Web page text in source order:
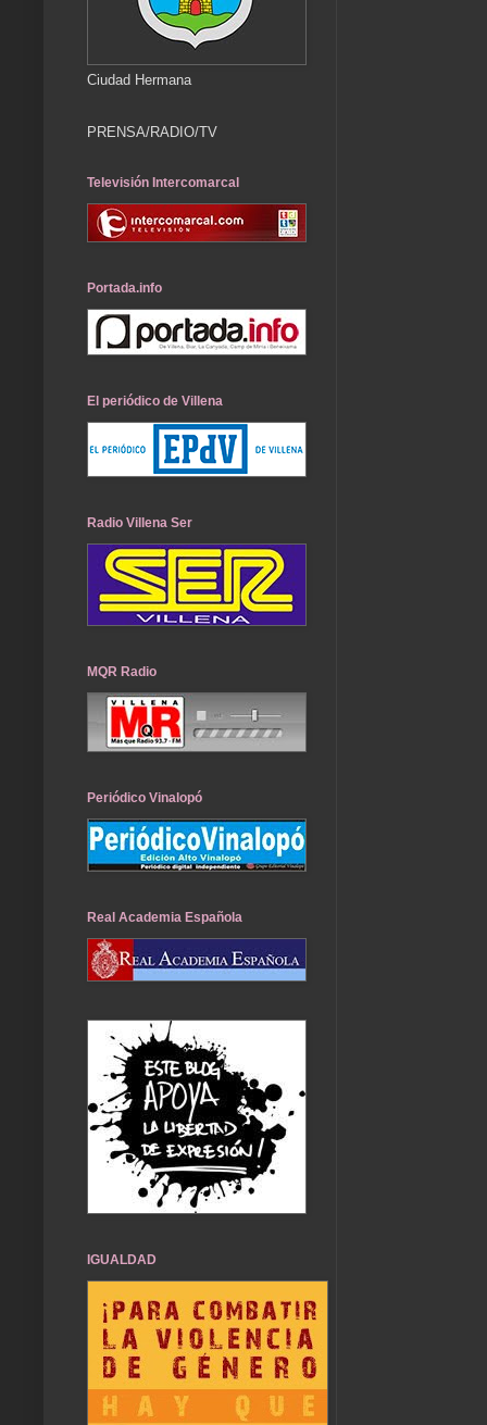
Ciudad Hermana
PRENSA/RADIO/TV
Televisión Intercomarcal
Portada.info
El periódico de Villena
Radio Villena Ser
MQR Radio
Periódico Vinalopó
Real Academia Española
IGUALDAD